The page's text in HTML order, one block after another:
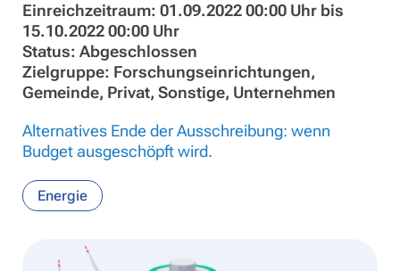
Einreichzeitraum: 01.09.2022 00:00 Uhr bis
15.10.2022 00:00 Uhr
Status: Abgeschlossen
Zielgruppe: Forschungseinrichtungen,
Gemeinde, Privat, Sonstige, Unternehmen
Alternatives Ende der Ausschreibung: wenn
Budget ausgeschöpft wird.
Energie